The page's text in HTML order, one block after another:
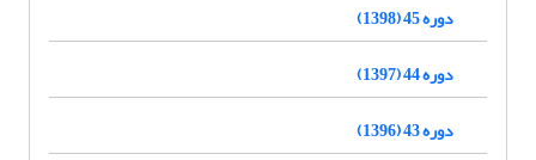
دوره 45 (1398)
دوره 44 (1397)
دوره 43 (1396)